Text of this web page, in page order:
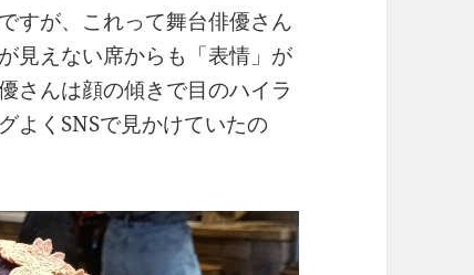
すが、これって舞台俳優さん
見えない席からも「表情」が
さんは顔の傾きで目のハイラ
よくSNSで見かけていたの